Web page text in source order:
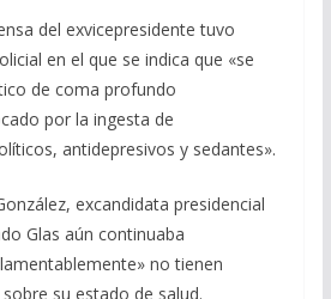
del exvicepresidente tuvo
en el que se indica que «se
de coma profundo
por la ingesta de
antidepresivos y sedantes».
excandidata presidencial
Glas aún continuaba
no tienen
su estado de salud.